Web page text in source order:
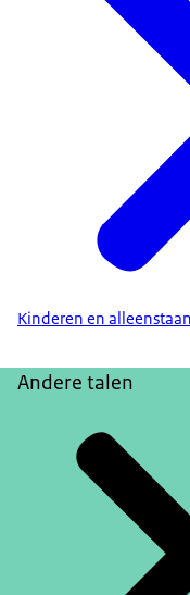
Kinderen en
Andere talen